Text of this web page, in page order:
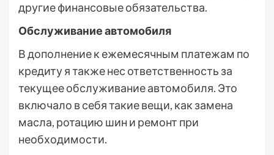
другие финансовые обязательства.
Обслуживание автомобиля
В дополнение к ежемесячным платежам по
кредиту я также нес ответственность за
текущее обслуживание автомобиля. Это
включало в себя такие вещи, как замена
масла, ротацию шин и ремонт при
необходимости.